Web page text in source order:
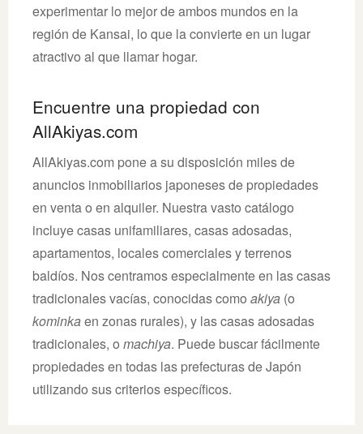
experimentar lo mejor de ambos mundos en la
región de Kansai, lo que la convierte en un lugar
atractivo al que llamar hogar.
Encuentre una propiedad con
AllAkiyas.com
AllAkiyas.com pone a su disposición miles de
anuncios inmobiliarios japoneses de propiedades
en venta o en alquiler. Nuestra vasto catálogo
incluye casas unifamiliares, casas adosadas,
apartamentos, locales comerciales y terrenos
baldíos. Nos centramos especialmente en las casas
tradicionales vacías, conocidas como akiya (o
kominkaen zonas rurales), y las casas adosadas
tradicionales, o machiya. Puede buscar fácilmente
propiedades en todas las prefecturas de Japón
utilizando sus criterios específicos.